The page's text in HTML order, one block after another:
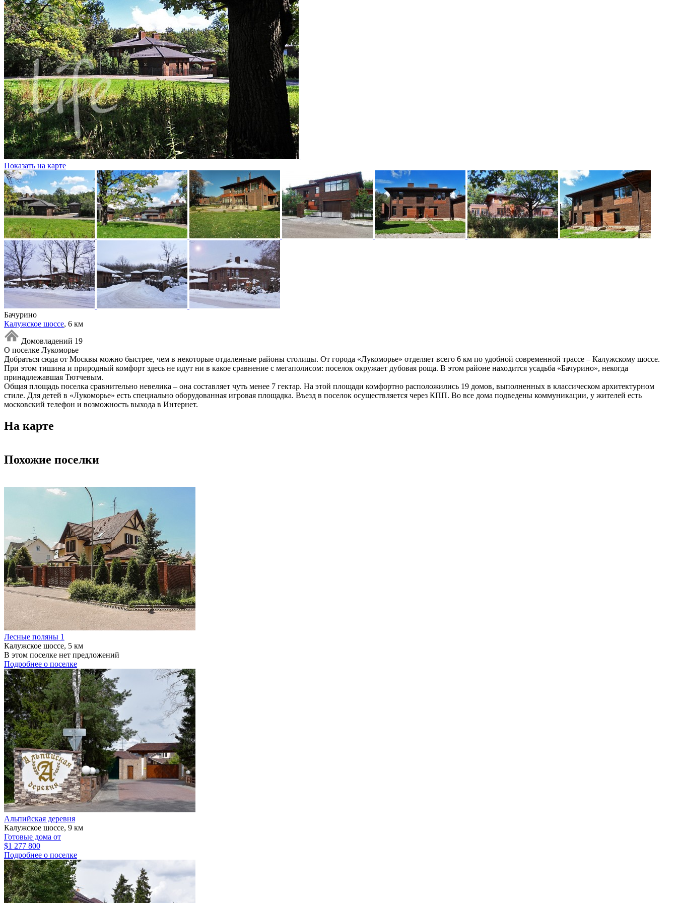
Показать на карте
Бачурино
Калужское шоссе, 6 км
Домовладений 19
О поселке Лукоморье
Добраться сюда от Москвы можно быстрее, чем в некоторые отдаленные районы столицы. От города «Лукоморье» отделяет всего 6 км по удобной современной трассе – Калужскому шоссе.
При этом тишина и природный комфорт здесь не идут ни в какое сравнение с мегаполисом: поселок окружает дубовая роща. В этом районе находится усадьба «Бачурино», некогда
принадлежавшая Тютчевым.
Общая площадь поселка сравнительно невелика – она составляет чуть менее 7 гектар. На этой площади комфортно расположились 19 домов, выполненных в классическом архитектурном
стиле. Для детей в «Лукоморье» есть специально оборудованная игровая площадка. Въезд в поселок осуществляется через КПП. Во все дома подведены коммуникации, у жителей есть
московский телефон и возможность выхода в Интернет.
На карте
Похожие поселки
Лесные поляны 1
Калужское шоссе, 5 км
В этом поселке нет предложений
Подробнее о поселке
Альпийская деревня
Калужское шоссе, 9 км
Готовые дома от
$1 277 800
Подробнее о поселке